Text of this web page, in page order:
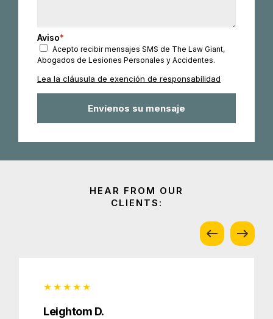
Aviso*
Acepto recibir mensajes SMS de The Law Giant,
Abogados de Lesiones Personales y Accidentes.
Lea la cláusula de exención de responsabilidad
Leightom D.